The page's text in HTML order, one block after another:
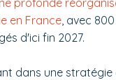
en France , avec
d'ici fin 2027.
dans une